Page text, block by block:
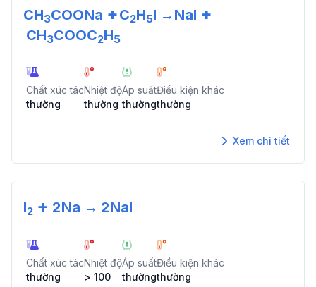
CH3COONa +C2H5I →NaI +
CH3COOC2H5
Chất xúc tác
thường
Nhiệt độ
thường
Áp suất
thường
Điều kiện khác
thường
Xem chi tiết
I2 + 2Na → 2NaI
Chất xúc tác
thường
Nhiệt độ
> 100
Áp suất
thường
Điều kiện khác
thường